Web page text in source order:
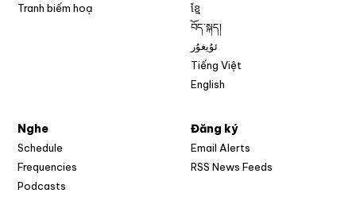
Tranh biếm hoạ
ខ្មែ
བོད་སྐད།
ئۇيغۇر
Tiếng Việt
English
Nghe
Schedule
Frequencies
Podcasts
Đăng ký
Email Alerts
RSS News Feeds